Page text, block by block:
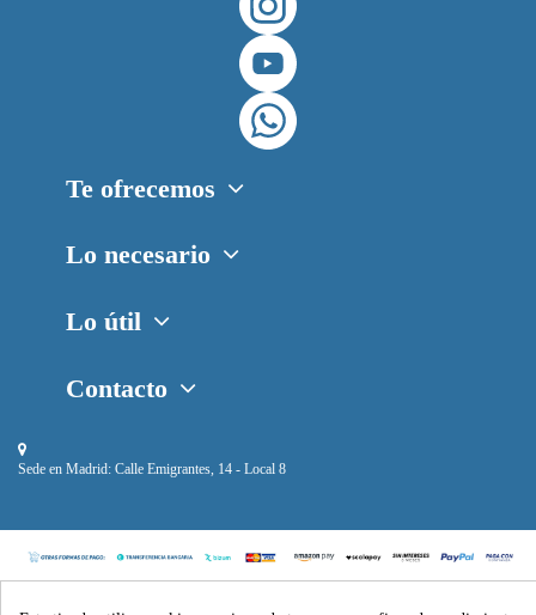
Te ofrecemos
Lo necesario
Lo útil
Contacto
Sede en Madrid: Calle Emigrantes, 14 - Local 8